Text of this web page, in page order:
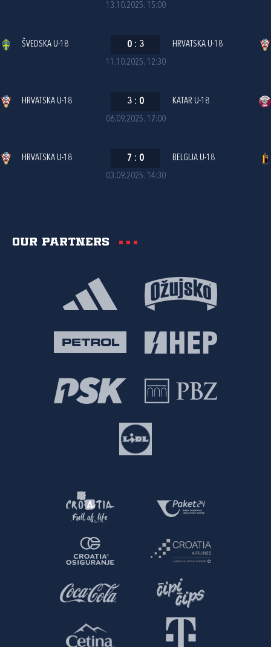
13.10.2025. 15:00
11.10.2025. 12:30
ŠVEDSKA U-18 0 : 3 HRVATSKA U-18
06.09.2025. 17:00
HRVATSKA U-18 3 : 0 KATAR U-18
03.09.2025. 14:30
HRVATSKA U-18 7 : 0 BELGIJA U-18
Our partners